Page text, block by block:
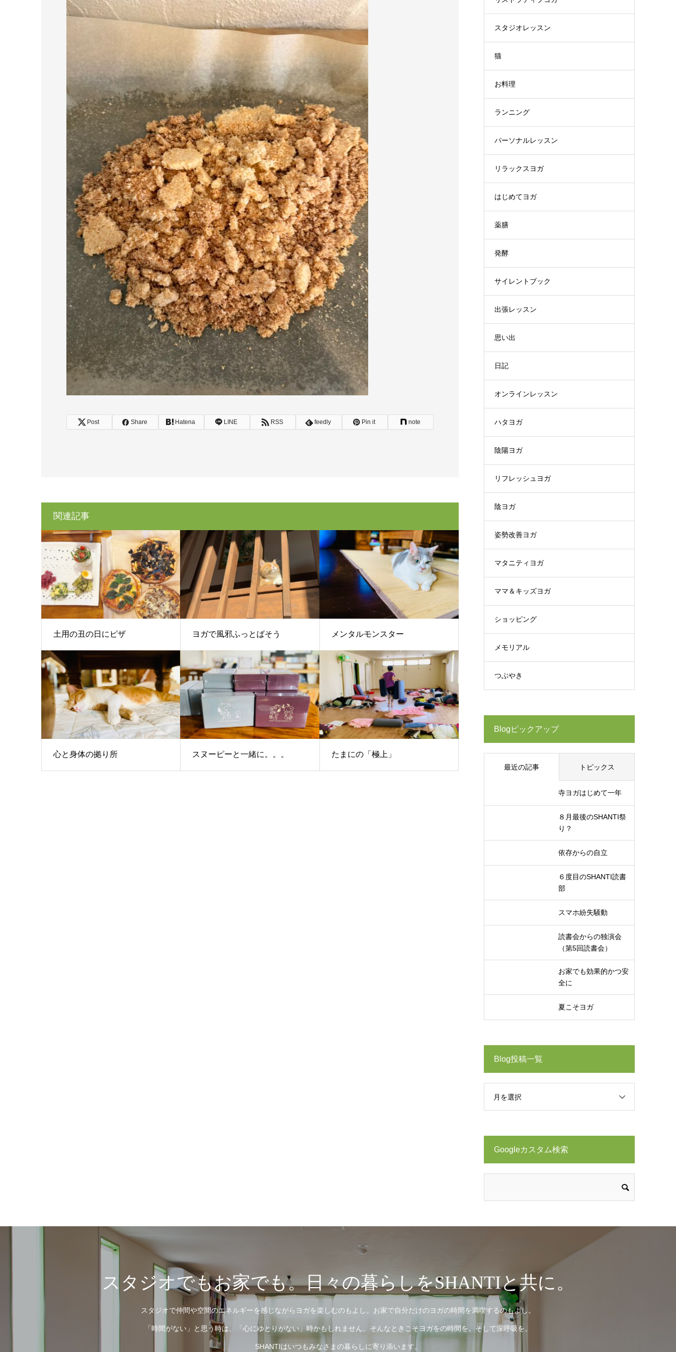
Post Share Hatena LINE RSS feedly Pin it note
関連記事
土用の丑の日にピザ ヨガで風邪ふっとばそう メンタルモンスター
心と身体の拠り所 スヌーピーと一緒に。。。 たまにの「極上」
スタジオレッスン
猫
お料理
ランニング
パーソナルレッスン
リラックスヨガ
はじめてヨガ
薬膳
発酵
サイレントブック
出張レッスン
思い出
日記
オンラインレッスン
ハタヨガ
陰陽ヨガ
リフレッシュヨガ
陰ヨガ
姿勢改善ヨガ
マタニティヨガ
ママ＆キッズヨガ
ショッピング
メモリアル
つぶやき
Blogピックアップ
最近の記事 トピックス
寺ヨガはじめて一年
８月最後のSHANTI祭
り？
依存からの自立
６度目のSHANTI読書
部
スマホ紛失騒動
読書会からの独演会
（第5回読書会）
お家でも効果的かつ安
全に
夏こそヨガ
Blog投稿一覧
月を選択
Googleカスタム検索
スタジオでもお家でも。日々の暮らしをSHANTIと共に。
スタジオで仲間や空間のエネルギーを感じながらヨガを楽しむのもよし。お家で自分だけのヨガの時間を満喫するのもよし。
「時間がない」と思う時は、「心にゆとりがない」時かもしれません。そんなときこそヨガをの時間を。そして深呼吸を。
SHANTIはいつもみなさまの暮らしに寄り添います。